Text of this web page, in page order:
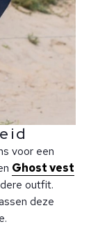
voor een
Ghost vest
outfit.
deze